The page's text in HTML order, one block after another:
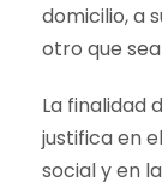
domicilio, a
otro que
La finalidad
justifica en
social y en